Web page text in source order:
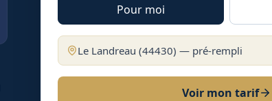
Pour moi
Le Landreau (44430) — pré-rempli
Voir mon tarif